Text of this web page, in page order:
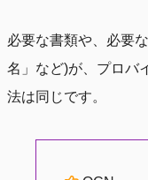
必要な書類や、必要
名」など)が、プロバ
法は同じです。